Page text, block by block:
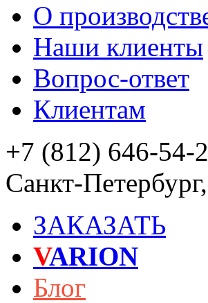
О
Наши клиенты
Вопрос-ответ
Клиентам
+7 (812) 646-54-
Санкт-Петербург,
ЗАКАЗАТЬ
VARION
Блог